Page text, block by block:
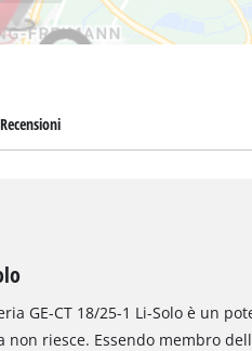
Recensioni
GE-CT 18/25-1 Li-Solo è un
riesce. Essendo membro